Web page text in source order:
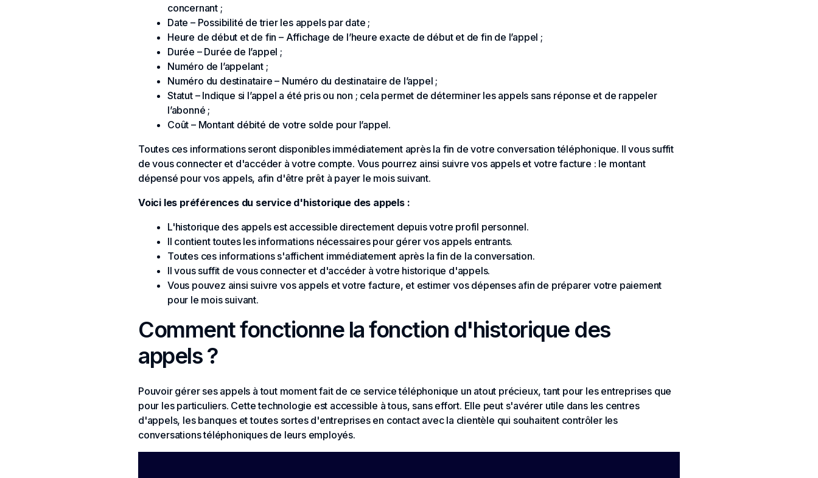
concernant ;
Date – Possibilité de trier les appels par date ;
Heure de début et de fin – Affichage de l’heure exacte de début et de fin de l’appel ;
Durée – Durée de l’appel ;
Numéro de l’appelant ;
Numéro du destinataire – Numéro du destinataire de l’appel ;
Statut – Indique si l’appel a été pris ou non ; cela permet de déterminer les appels sans réponse et de rappeler
l’abonné ;
Coût – Montant débité de votre solde pour l’appel.
Toutes ces informations seront disponibles immédiatement après la fin de votre conversation téléphonique. Il vous suffit
de vous connecter et d'accéder à votre compte. Vous pourrez ainsi suivre vos appels et votre facture : le montant
dépensé pour vos appels, afin d'être prêt à payer le mois suivant.
Voici les préférences du service d'historique des appels :
L'historique des appels est accessible directement depuis votre profil personnel.
Il contient toutes les informations nécessaires pour gérer vos appels entrants.
Toutes ces informations s'affichent immédiatement après la fin de la conversation.
Il vous suffit de vous connecter et d'accéder à votre historique d'appels.
Vous pouvez ainsi suivre vos appels et votre facture, et estimer vos dépenses afin de préparer votre paiement
pour le mois suivant.
Comment fonctionne la fonction d'historique des
appels ?
Pouvoir gérer ses appels à tout moment fait de ce service téléphonique un atout précieux, tant pour les entreprises que
pour les particuliers. Cette technologie est accessible à tous, sans effort. Elle peut s'avérer utile dans les centres
d'appels, les banques et toutes sortes d'entreprises en contact avec la clientèle qui souhaitent contrôler les
conversations téléphoniques de leurs employés.